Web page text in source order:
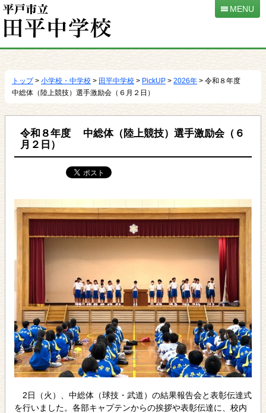
動
MENU
トップ> 小学校・中学校 > 田平中学校 > PickUP > 2026年 > 令和８年度
中総体（陸上競技）選手激励会（６月２日）
令和８年度 中総体（陸上競技）選手激励会（６
月２日）
2日（火）、中総体（球技・武道）の結果報告会と表彰伝達式
を行いました。各部キャプテンからの挨拶や表彰伝達に、校内